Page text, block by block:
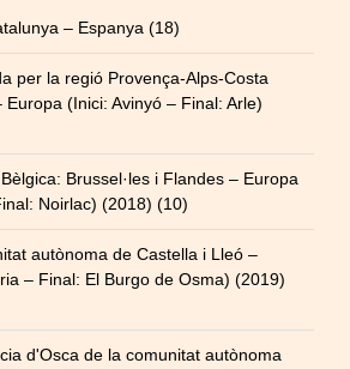
– Espanya (18)
per la regió Provença-Alps-Costa
Europa (Inici: Avinyó – Final: Arle)
Brussel·les i Flandes – Europa
Noirlac) (2018) (10)
autònoma de Castella i Lleó –
– Final: El Burgo de Osma) (2019)
d'Osca de la comunitat autònoma